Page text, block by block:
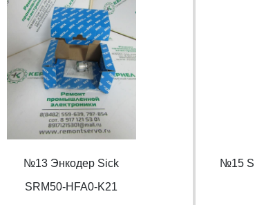
№13 Энкодер Sick
SRM50-HFA0-K21
№15